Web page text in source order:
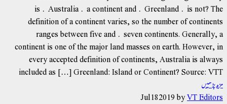
is Australia a continent and Greenland is not? The
definition of a continent varies, so the number of continents
ranges between five and seven continents. Generally, a
continent is one of the major land masses on earth. However, in
every accepted definition of continents, Australia is always
included as […] Greenland: Island or Continent? Source: VTT
مزید پڑھیں
Jul182019 byVT Editors